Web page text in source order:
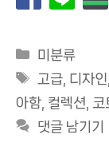
카
테
리
미분류
태
그
고급 디자인
아함 컬렉션 코
댓글 남기기